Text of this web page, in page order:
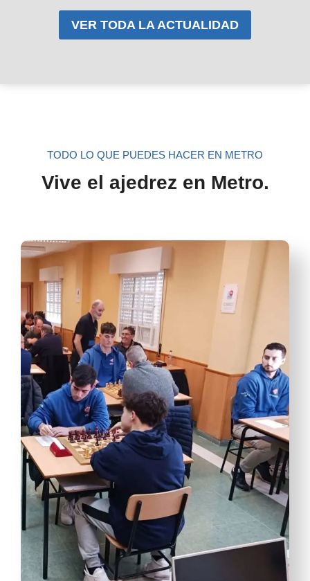
VER TODA LA ACTUALIDAD
TODO LO QUE PUEDES HACER EN METRO
Vive el ajedrez en Metro.